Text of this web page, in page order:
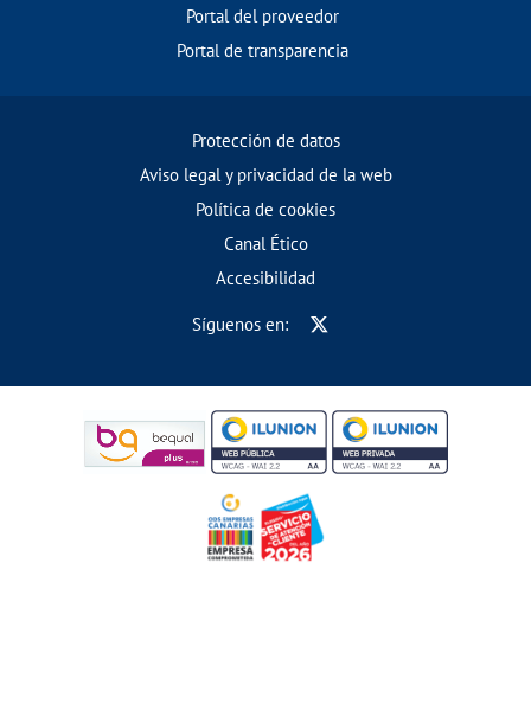
Portal del proveedor
Portal de transparencia
Protección de datos
Aviso legal y privacidad de la web
Política de cookies
Canal Ético
Accesibilidad
Síguenos en: